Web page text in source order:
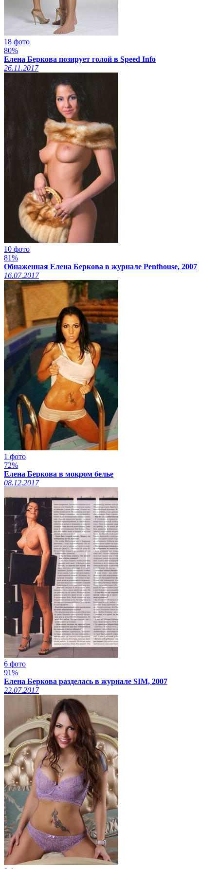
18 фото
80%
Елена Беркова позирует голой в Speed Info
26.11.2017
10 фото
81%
Обнаженная Елена Беркова в журнале Penthouse, 2007
16.07.2017
1 фото
72%
Елена Беркова в мокром белье
08.12.2017
6 фото
91%
Елена Беркова разделась в журнале SIM, 2007
22.07.2017